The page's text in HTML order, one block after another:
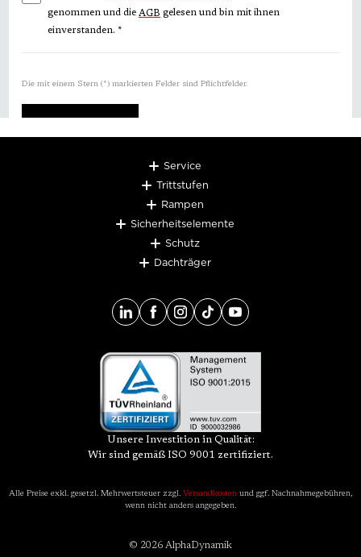
genommen und die AGB gelesen und bin mit ihnen
einverstanden. *
Die mit einem Stern (*) markierten Felder sind Pflichtfelder.
ABSCHICKEN
Service
Trittstufen
Rampen
Sicherheitselemente
Schutz
Dachträger
Unsere Investition in Qualität:
Wir sind gemäß ISO 9001 zertifiziert.
Alle Preise exkl. gesetzl. Mehrwertsteuer zzgl. Versandkosten und ggf. Nachnahmegebühren,
wenn nicht anders angegeben.
© 2026 AlphaDynamik